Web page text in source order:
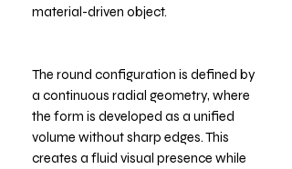
material-driven object.
The round configuration is defined by
a continuous radial geometry, where
the form is developed as a unified
volume without sharp edges. This
creates a fluid visual presence while